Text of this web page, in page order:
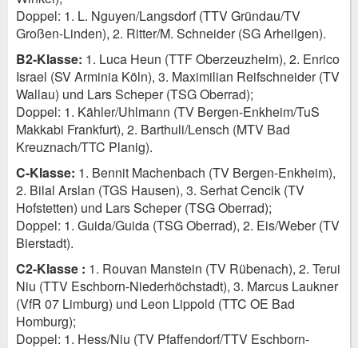
Doppel: 1. L. Nguyen/Langsdorf (TTV Gründau/TV
Großen-Linden), 2. Ritter/M. Schneider (SG Arheilgen).
B2-Klasse: 1. Luca Heun (TTF Oberzeuzheim), 2. Enrico
Israel (SV Arminia Köln), 3. Maximilian Reifschneider (TV
Wallau) und Lars Scheper (TSG Oberrad);
Doppel: 1. Kähler/Uhlmann (TV Bergen-Enkheim/TuS
Makkabi Frankfurt), 2. Barthuli/Lensch (MTV Bad
Kreuznach/TTC Planig).
C-Klasse: 1. Bennit Machenbach (TV Bergen-Enkheim),
2. Bilal Arslan (TGS Hausen), 3. Serhat Cencik (TV
Hofstetten) und Lars Scheper (TSG Oberrad);
Doppel: 1. Guida/Guida (TSG Oberrad), 2. Eis/Weber (TV
Bierstadt).
C2-Klasse : 1. Rouvan Manstein (TV Rübenach), 2. Terui
Niu (TTV Eschborn-Niederhöchstadt), 3. Marcus Laukner
(VfR 07 Limburg) und Leon Lippold (TTC OE Bad
Homburg);
Doppel: 1. Hess/Niu (TV Pfaffendorf/TTV Eschborn-